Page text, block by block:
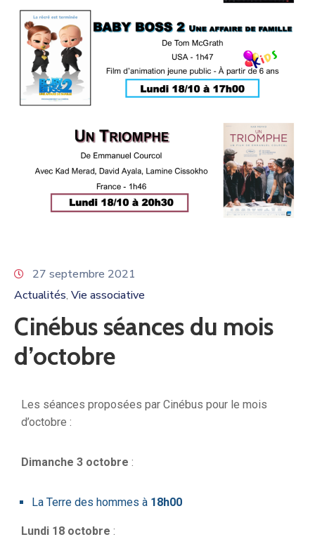
27 septembre 2021
Actualités‚ Vie associative
Cinébus séances du mois
d’octobre
Les séances proposées par Cinébus pour le mois
d’octobre :
Dimanche 3 octobre :
La Terre des hommes à 18h00
Lundi 18 octobre :